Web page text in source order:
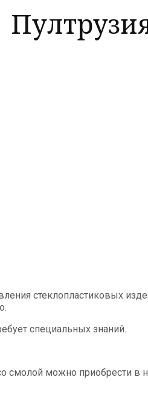
стеклопластиковых
специальных знаний.
смолой можно приобрести в